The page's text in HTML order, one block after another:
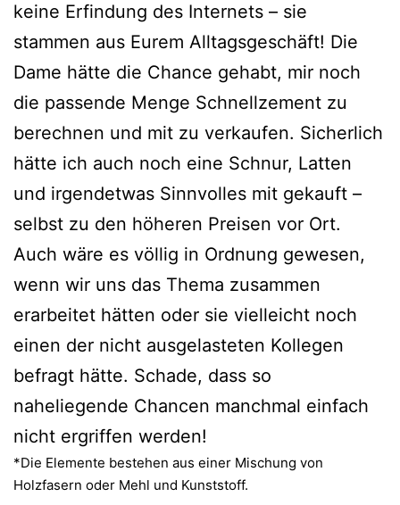
keine Erfindung des Internets – sie
stammen aus Eurem Alltagsgeschäft! Die
Dame hätte die Chance gehabt, mir noch
die passende Menge Schnellzement zu
berechnen und mit zu verkaufen. Sicherlich
hätte ich auch noch eine Schnur, Latten
und irgendetwas Sinnvolles mit gekauft –
selbst zu den höheren Preisen vor Ort.
Auch wäre es völlig in Ordnung gewesen,
wenn wir uns das Thema zusammen
erarbeitet hätten oder sie vielleicht noch
einen der nicht ausgelasteten Kollegen
befragt hätte. Schade, dass so
naheliegende Chancen manchmal einfach
nicht ergriffen werden!
*Die Elemente bestehen aus einer Mischung von
Holzfasern oder Mehl und Kunststoff.